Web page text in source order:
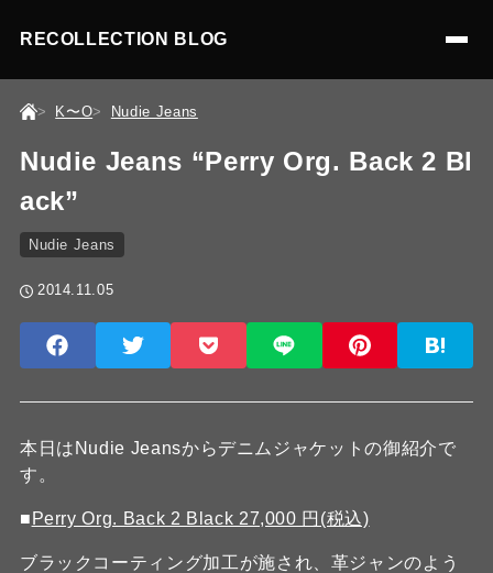
RECOLLECTION BLOG
K〜O Nudie Jeans
Nudie Jeans “Perry Org. Back 2 Bl
ack”
Nudie Jeans
2014.11.05
本日はNudie Jeansからデニムジャケットの御紹介で
す。
■ Perry Org. Back 2 Black 27,000 円(税込)
ブラックコーティング加工が施され、革ジャンのよう